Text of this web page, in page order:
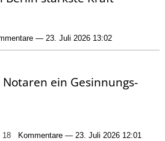
— 23. Juli 2026 13:02
ein Gesinnungs-
18 Kommentare — 23. Juli 2026 12:01